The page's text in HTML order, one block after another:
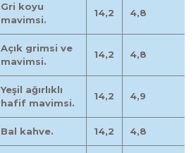
Gri koyu
mavimsi.
14,2 4,8
Açık grimsi ve
mavimsi.
14,2 4,8
Yeşil ağırlıklı
hafif mavimsi.
14,2 4,9
Bal kahve. 14,2 4,8